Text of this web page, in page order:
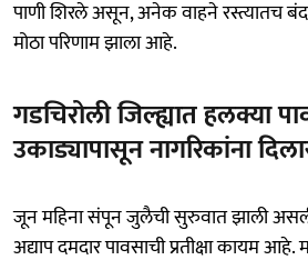
पाणी शिरले असून, अनेक वाहने रस्त्यातच
मोठा परिणाम झाला आहे.
गडचिरोली जिल्ह्यात हलक्या
उकाड्यापासून नागरिकांना
जून महिना संपून जुलैची सुरुवात झाली असली
अद्याप दमदार पावसाची प्रतीक्षा कायम